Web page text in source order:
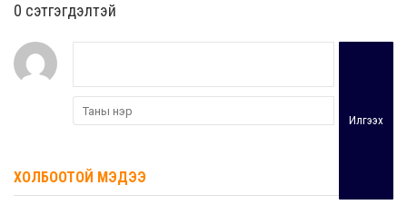
0 cэтгэгдэлтэй
Илгээх
ХОЛБООТОЙ МЭДЭЭ